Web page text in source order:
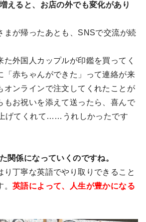
えると、お店の外でも変化があり
まが帰ったあとも、SNSで交流が続
た外国人カップルが印鑑を買ってく
「赤ちゃんができた」って連絡が来
オンラインで注文してくれたことが
もお祝いを添えて送ったら、喜んで
げてくれて……うれしかったです
関係になっていくのですね。
り丁寧な英語でやり取りできること
英語によって、人生が豊かになる